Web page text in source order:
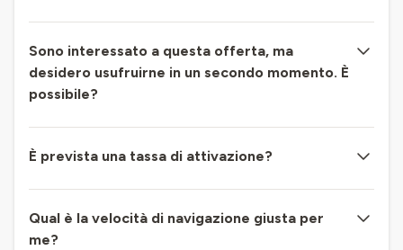
Sono interessato a questa offerta, ma
desidero usufruirne in un secondo momento. È
possibile?
È prevista una tassa di attivazione?
Qual è la velocità di navigazione giusta per
me?